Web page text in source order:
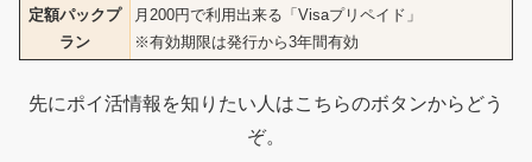
定額パックプ
ラン
月200円で利用出来る「Visaプリペイド」
※有効期限は発行から3年間有効
先にポイ活情報を知りたい人はこちらのボタンからどう
ぞ。